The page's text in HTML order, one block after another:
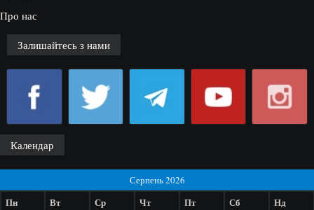
Про нас
Залишайтесь з нами
Календар
Серпень 2026
Пн Вт Ср Чт Пт Сб Нд